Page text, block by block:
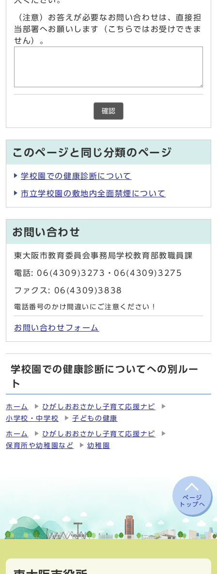
（注意）お答えが必要なお問い合わせは、直接担
当部署へお願いします（こちらではお受けできま
せん）。
確認
このページと同じ分類のページ
学校園での健康診断について
市立学校園の敷地内全面禁煙について
お問い合わせ
東大阪市教育委員会事務局学校教育部教職員課
電話: 06(4309)3273・06(4309)3275
ファクス: 06(4309)3838
電話番号のかけ間違いにご注意ください！
お問い合わせフォーム
学校園での健康診断についてへの別ルー
ト
ホーム
ひがしおおさかし子育て応援ナビ
小学校・中学校
子どもの健康
ホーム
ひがしおおさかし子育て応援ナビ
保育所や幼稚園など
幼稚園
ページ
トップへ